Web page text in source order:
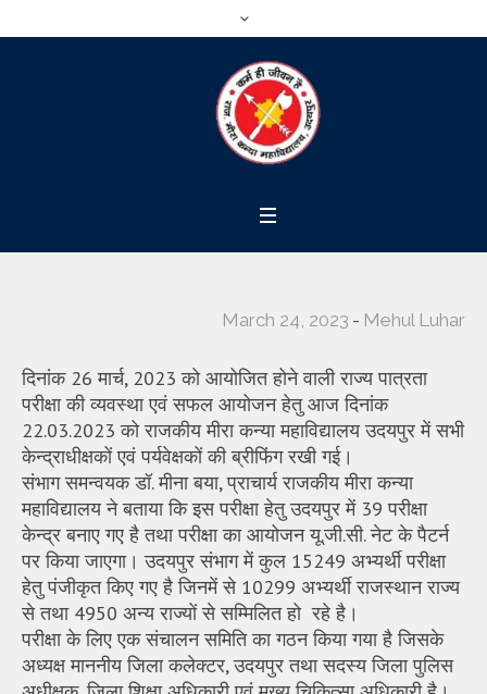
March 24, 2023 Mehul Luhar
दिनांक 26 मार्च, 2023 को आयोजित होने वाली राज्य पात्रता
परीक्षा की व्यवस्था एवं सफल आयोजन हेतु आज दिनांक
22.03.2023 को राजकीय मीरा कन्या महाविद्यालय उदयपुर में सभी
केन्द्राधीक्षकों एवं पर्यवेक्षकों की ब्रीफिंग रखी गई।
संभाग समन्वयक डॉ. मीना बया, प्राचार्य राजकीय मीरा कन्या
महाविद्यालय ने बताया कि इस परीक्षा हेतु उदयपुर में 39 परीक्षा
केन्द्र बनाए गए है तथा परीक्षा का आयोजन यू.जी.सी. नेट के पैटर्न
पर किया जाएगा। उदयपुर संभाग में कुल 15249 अभ्यर्थी परीक्षा
हेतु पंजीकृत किए गए है जिनमें से 10299 अभ्यर्थी राजस्थान राज्य
से तथा 4950 अन्य राज्यों से सम्मिलित हो रहे है।
परीक्षा के लिए एक संचालन समिति का गठन किया गया है जिसके
अध्यक्ष माननीय जिला कलेक्टर, उदयपुर तथा सदस्य जिला पुलिस